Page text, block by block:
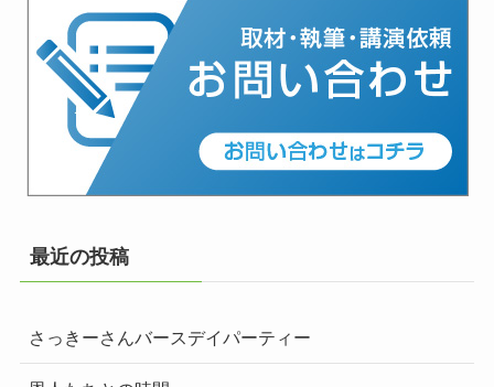
最近の投稿
さっきーさんバースデイパーティー